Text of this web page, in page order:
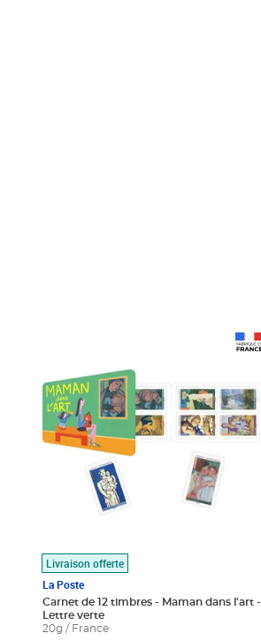
Livraison offerte
La Poste
Carnet de 12 timbres - Maman dans l'art -
Lettre verte
20g / France